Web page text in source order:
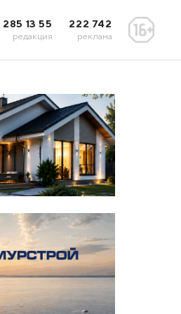
285 13 55
редакция
222 742
реклама